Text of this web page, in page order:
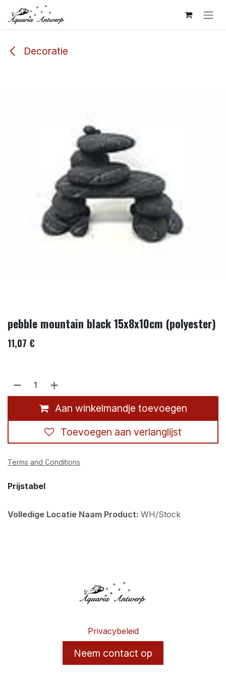
Overslaan naar inhoud
Decoratie
pebble mountain black 15x8x10cm (polyester)
11,07 €
Aan winkelmandje toevoegen
Toevoegen aan verlanglijst
Terms and Conditions
Prijstabel
Volledige Locatie Naam Product: WH/Stock
Privacybeleid
Neem contact op